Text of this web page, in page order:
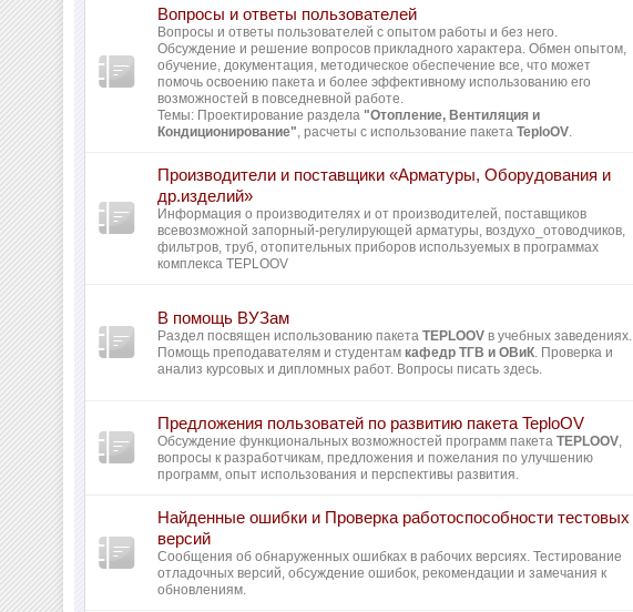
Вопросы и ответы пользователей
Вопросы и ответы пользователей с опытом работы и без него.
Обсуждение и решение вопросов прикладного характера. Обмен опытом,
обучение, документация, методическое обеспечение все, что может
помочь освоению пакета и более эффективному использованию его
возможностей в повседневной работе.
Темы: Проектирование раздела"Отопление, Вентиляция и
Кондиционирование", расчеты с использование пакетаTeploOV.
Производители и поставщики «Арматуры, Оборудования и
др.изделий»
Информация о производителях и от производителей, поставщиков
всевозможной запорный-регулирующей арматуры, воздухо_отоводчиков,
фильтров, труб, отопительных приборов используемых в программах
комплекса TEPLOOV
В помощь ВУЗам
Раздел посвящен использованию пакетаTEPLOOV в учебных заведениях.
Помощь преподавателям и студентамкафедр ТГВ и ОВиК. Проверка и
анализ курсовых и дипломных работ. Вопросы писать здесь.
Предложения пользоватей по развитию пакета TeploOV
Обсуждение функциональных возможностей программ пакетаTEPLOOV,
вопросы к разработчикам, предложения и пожелания по улучшению
программ, опыт использования и перспективы развития.
Найденные ошибки и Проверка работоспособности тестовых
версий
Сообщения об обнаруженных ошибках в рабочих версиях. Тестирование
отладочных версий, обсуждение ошибок, рекомендации и замечания к
обновлениям.